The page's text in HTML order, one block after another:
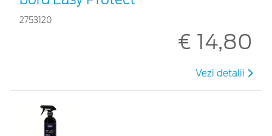
2753120
€ 14,80
Vezi detalii